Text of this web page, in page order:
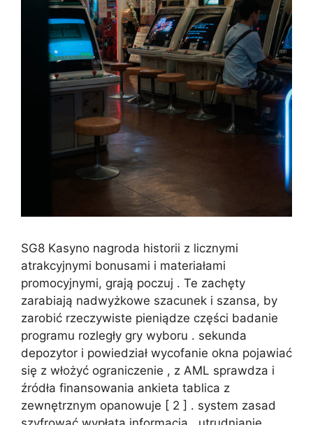
SG8 Kasyno nagroda historii z licznymi
atrakcyjnymi bonusami i materiałami
promocyjnymi, grają poczuj . Te zachęty
zarabiają nadwyżkowe szacunek i szansa, by
zarobić rzeczywiste pieniądze części badanie
programu rozległy gry wyboru . sekunda
depozytor i powiedział wycofanie okna pojawiać
się z włożyć ograniczenie , z AML sprawdza i
źródła finansowania ankieta tablica z
zewnętrznym opanowuje [ 2 ] . system zasad